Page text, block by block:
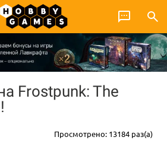
Frostpunk: The
Просмотрено: 13184 раз(а)